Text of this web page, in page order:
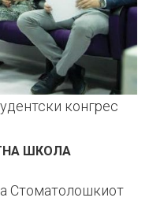
конгрес
ШКОЛА
Стоматолошкиот